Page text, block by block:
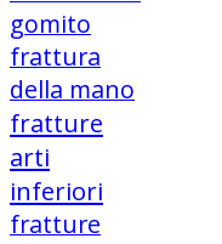
gomito
frattura
della mano
fratture
arti
inferiori
fratture